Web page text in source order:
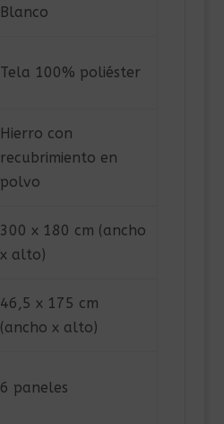
Blanco
Tela 100% poliéster
Hierro con
recubrimiento en
polvo
300 x 180 cm (ancho
x alto)
46,5 x 175 cm
(ancho x alto)
6 paneles